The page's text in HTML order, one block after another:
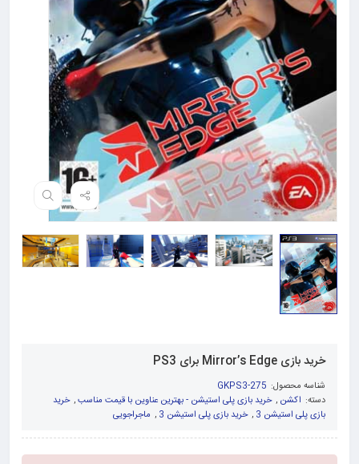
خرید بازی Mirror’s Edge برای PS3
شناسه محصول: GKPS3-275
دسته: اکشن , خرید بازی پلی استیشن - بهترین عناوین با قیمت مناسب, خرید
بازی پلی استیشن 3
, خرید بازی پلی استیشن 3 , ماجراجویی